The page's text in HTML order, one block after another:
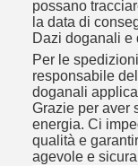
possano
la data di
Dazi doganali e
Per le
responsabile
doganali
Grazie per aver
energia. Ci
qualità e
agevole e